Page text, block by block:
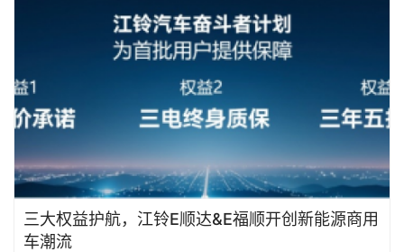
三大权益护航，江铃E顺达&E福顺开创新能源商用
车潮流